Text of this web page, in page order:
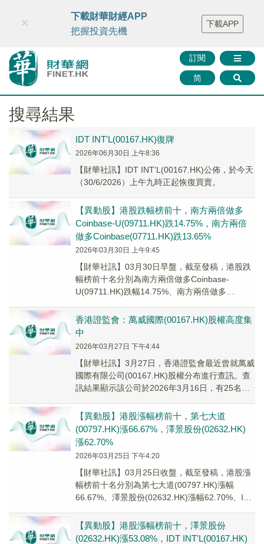
財華智庫網 FINTV FINMETA 財華證券 媒體矩陣
智庫沙龍
聯絡我們
訂閱
简
×
下載財華財經APP
把握投資先機
下載APP
搜尋結果
IDT INT'L(00167.HK)復牌
2026年06月30日 上午8:36
【財華社訊】IDT INT'L(00167.HK)公佈，於今天
（30/6/2026）上午九時正起恢復買賣。
【異動股】港股跌幅榜前十，南方兩倍做多
Coinbase-U(09711.HK)跌14.75%，南方兩倍
做多Coinbase(07711.HK)跌13.65%
2026年03月30日 上午9:45
【財華社訊】03月30日早盤，截至發稿，港股跌
幅榜前十名分別為南方兩倍做多Coinbase-
U(09711.HK)跌幅14.75%、南方兩倍做多
香港證監會：萬威國際(00167.HK)​股權高度集
中
2026年03月27日 下午4:44
​【財華社訊】3月27日，香港證監會最近曾就萬威
國際有限公司(00167.HK)股權分布進行查訊。查
訊結果顯示該公司於2026年3月16日，有25名股
【異動股】港股漲幅榜前十，第七大道
(00797.HK)漲66.67%，澤景股份(02632.HK)
漲62.70%
2026年03月25日 下午4:20
【財華社訊】03月25日收盤，截至發稿，港股漲
幅榜前十名分別為第七大道(00797.HK)漲幅
66.67%、澤景股份(02632.HK)漲幅62.70%、IDT
【異動股】港股漲幅榜前十，澤景股份
(02632.HK)漲53.08%，IDT INT'L(00167.HK)